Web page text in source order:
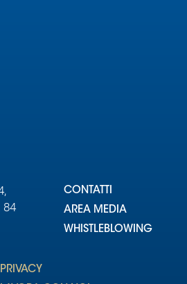
84
CONTATTI
AREA MEDIA
WHISTLEBLOWING
PRIVACY